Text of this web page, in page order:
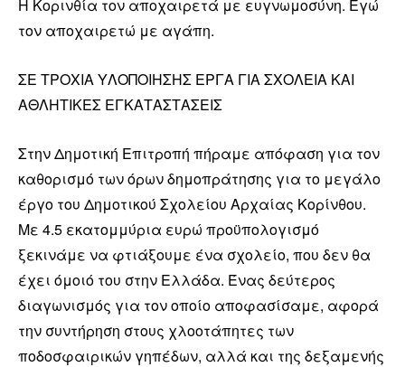
Η Κορινθία τον αποχαιρετά με ευγνωμοσύνη. Εγώ
τον αποχαιρετώ με αγάπη.
ΣΕ ΤΡΟΧΙΑ ΥΛΟΠΟΙΗΣΗΣ ΕΡΓΑ ΓΙΑ ΣΧΟΛΕΙΑ ΚΑΙ
ΑΘΛΗΤΙΚΕΣ ΕΓΚΑΤΑΣΤΑΣΕΙΣ
Στην Δημοτική Επιτροπή πήραμε απόφαση για τον
καθορισμό των όρων δημοπράτησης για το μεγάλο
έργο του Δημοτικού Σχολείου Αρχαίας Κορίνθου.
Με 4.5 εκατομμύρια ευρώ προϋπολογισμό
ξεκινάμε να φτιάξουμε ένα σχολείο, που δεν θα
έχει όμοιό του στην Ελλάδα. Ένας δεύτερος
διαγωνισμός για τον οποίο αποφασίσαμε, αφορά
την συντήρηση στους χλοοτάπητες των
ποδοσφαιρικών γηπέδων, αλλά και της δεξαμενής